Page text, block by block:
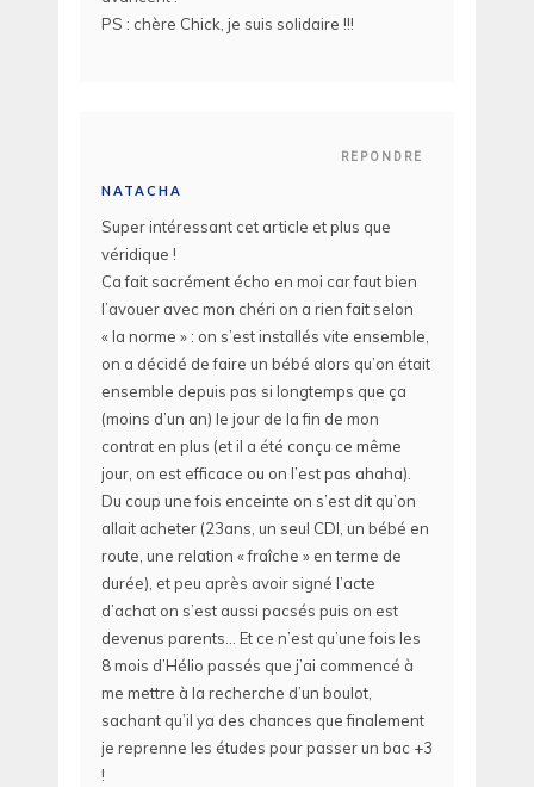
PS : chère Chick, je suis solidaire !!!
REPONDRE
NATACHA
Super intéressant cet article et plus que
véridique !
Ca fait sacrément écho en moi car faut bien
l’avouer avec mon chéri on a rien fait selon
« la norme » : on s’est installés vite ensemble,
on a décidé de faire un bébé alors qu’on était
ensemble depuis pas si longtemps que ça
(moins d’un an) le jour de la fin de mon
contrat en plus (et il a été conçu ce même
jour, on est efficace ou on l’est pas ahaha).
Du coup une fois enceinte on s’est dit qu’on
allait acheter (23ans, un seul CDI, un bébé en
route, une relation « fraîche » en terme de
durée), et peu après avoir signé l’acte
d’achat on s’est aussi pacsés puis on est
devenus parents… Et ce n’est qu’une fois les
8 mois d’Hélio passés que j’ai commencé à
me mettre à la recherche d’un boulot,
sachant qu’il ya des chances que finalement
je reprenne les études pour passer un bac +3
!